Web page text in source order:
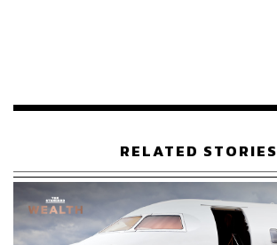
RELATED STORIES